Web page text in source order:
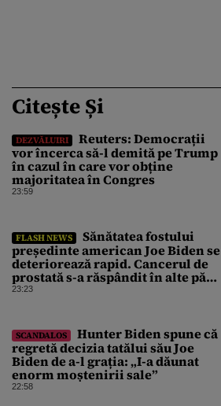
Citește Și
DEZVĂLUIRI
Reuters: Democrații
vor încerca să-l demită pe Trump
în cazul în care vor obține
majoritatea în Congres
23:59
FLASH NEWS
Sănătatea fostului
președinte american Joe Biden se
deteriorează rapid. Cancerul de
prostată s-a răspândit în alte părți
ale corpului
23:23
SCANDALOS
Hunter Biden spune că
regretă decizia tatălui său Joe
Biden de a-l grația: „I-a dăunat
enorm moștenirii sale”
22:58